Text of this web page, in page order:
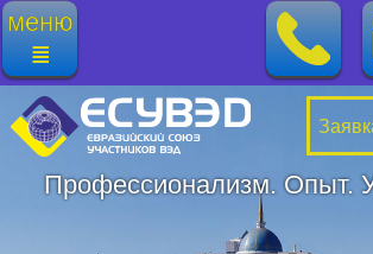
меню
≣
Профессионализм. Опыт.